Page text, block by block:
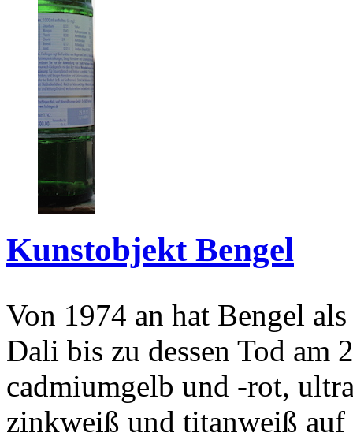
Kunstobjekt Bengel
Von 1974 an hat Bengel
Dali bis zu dessen Tod am
cadmiumgelb und -rot,
zinkweiß und titanweiß